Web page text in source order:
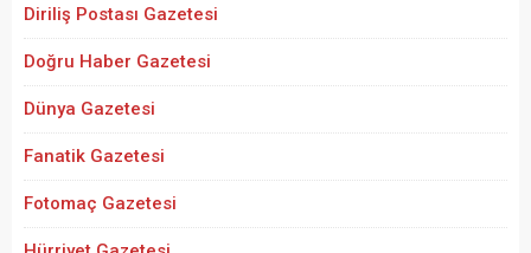
Diriliş Postası Gazetesi
Doğru Haber Gazetesi
Dünya Gazetesi
Fanatik Gazetesi
Fotomaç Gazetesi